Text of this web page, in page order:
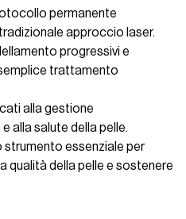
permanente
approccio laser.
progressivi e
trattamento
alla gestione
alla salute della pelle.
strumento essenziale per
qualità della pelle e sostenere